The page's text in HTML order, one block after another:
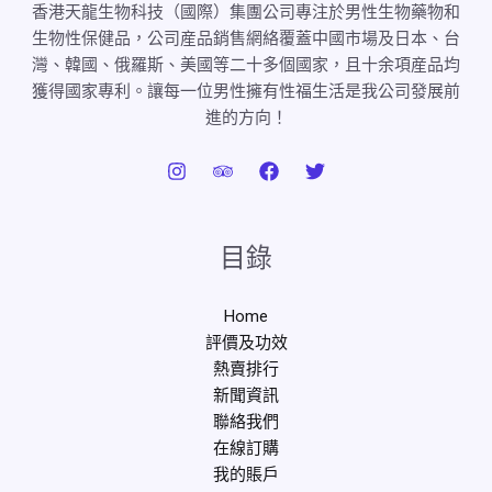
香港天龍生物科技（國際）集團公司專注於男性生物藥物和
生物性保健品，公司産品銷售網絡覆蓋中國市場及日本、台
灣、韓國、俄羅斯、美國等二十多個國家，且十余項産品均
獲得國家專利。讓每一位男性擁有性福生活是我公司發展前
進的方向！
目錄
Home
評價及功效
熱賣排行
新聞資訊
聯絡我們
在線訂購
我的賬戶